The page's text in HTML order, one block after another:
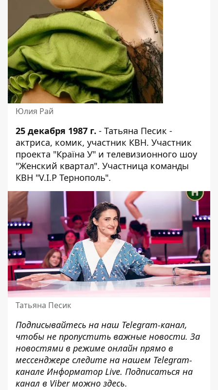
Юлия Рай
25 декабря 1987 г. - Татьяна Песик -
актриса, комик, участник КВН. Участник
проекта "Країна У" и телевизионного шоу
"Женский квартал". Участница команды
КВН "V.I.P Тернополь".
Татьяна Песик
Подписывайтесь на наш Telegram-канал,
чтобы не пропустить важные новости. За
новостями в режиме онлайн прямо в
мессенджере следите на нашем Telegram-
канале Информатор Live. Подписаться на
канал в Viber можно здесь.